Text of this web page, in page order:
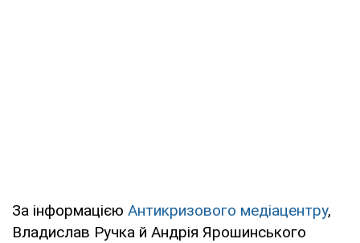
За інформацією Антикризового медіацентру,
Владислав Ручка й Андрія Ярошинського